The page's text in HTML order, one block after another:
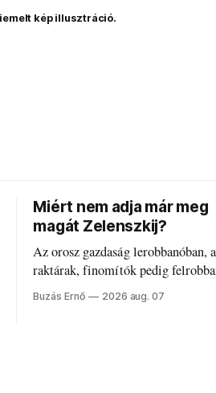
kép illusztráció.
Miért nem adja már meg
magát Zelenszkij?
Az orosz gazdaság lerobbanóban, a
raktárak, finomítók pedig
Akárcsak az ukrán népharag, amikor
elégedetlen vezetőivel.
Buzás Ernő 2026 aug. 07